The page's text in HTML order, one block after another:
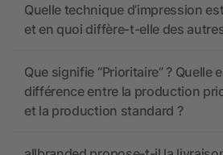
Quelle technique d’impression
et en quoi diffère-t-elle des
Que signifie “Prioritaire” ? Quelle
différence entre la production
et la production standard ?